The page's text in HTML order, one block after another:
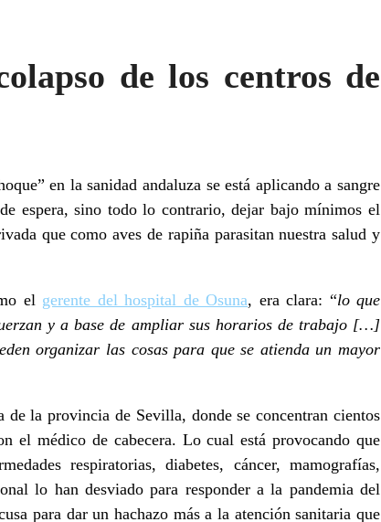
de los centros de
en la sanidad andaluza se está aplicando a sangre
espera, sino todo lo contrario, dejar bajo mínimos el
que como aves de rapiña parasitan nuestra salud y
el gerente del hospital de Osuna, era clara: “lo que
y a base de ampliar sus horarios de trabajo […]
organizar las cosas para que se atienda un mayor
la provincia de Sevilla, donde se concentran cientos
el médico de cabecera. Lo cual está provocando que
respiratorias, diabetes, cáncer, mamografías,
lo han desviado para responder a la pandemia del
para dar un hachazo más a la atención sanitaria que